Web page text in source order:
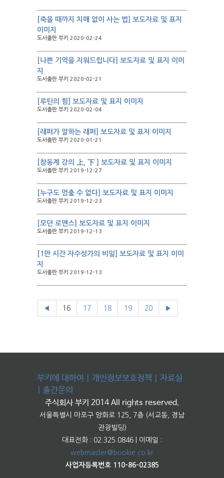
[죽을 때까지 치매 없이 사는 법] 보도자료 및 표지
이미지
도서출판 부키 2020-02-24
[나쁜 기억을 지워드립니다] 보도자료 및 표지 이미
지
도서출판 부키 2020-02-21
[루틴의 힘] 보도자료 및 표지 이미지
도서출판 부키 2020-02-04
[래퍼가 말하는 래퍼] 보도자료 및 표지 이미지
도서출판 부키 2020-01-21
[참동계 강의 上, 下 ] 보도자료 및 표지 이미지
도서출판 부키 2019-12-27
[누구도 멈출 수 없다] 보도자료 및 표지 이미지
도서출판 부키 2019-12-23
[모던 로맨스] 보도자료 및 표지 이미지
도서출판 부키 2019-12-13
[1만 시간 자수성가의 비밀] 보도자료 및 표지 이미
지
도서출판 부키 2019-12-13
◀ 16 17 18 19 20 ▶
부키에 대하여 개인정보보호정책
자료실
출간문의
주식회사 부키 2014 All rights reserved.
서울특별시 마포구 양화로 125, 7층 (서교동, 경남
관광빌딩)
대표전화 : 02.325.0846 | 이메일 :
webmaster@bookie.co.kr
사업자등록번호 110-86-02385